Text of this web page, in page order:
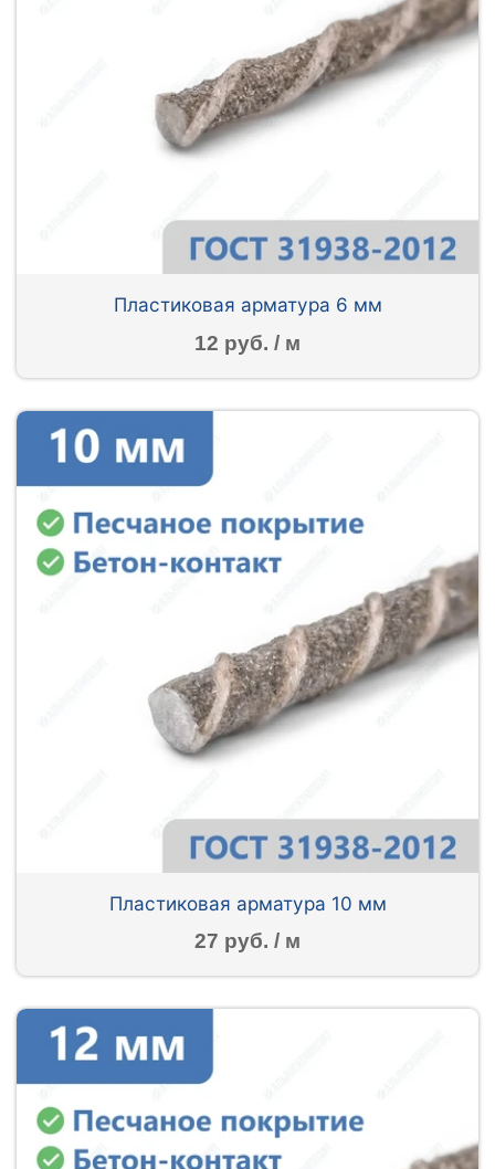
Пластиковая арматура 6 мм
12 руб. / м
Пластиковая арматура 10 мм
27 руб. / м